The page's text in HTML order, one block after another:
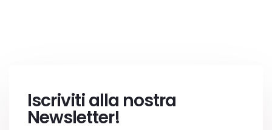
Iscriviti alla nostra
Newsletter!